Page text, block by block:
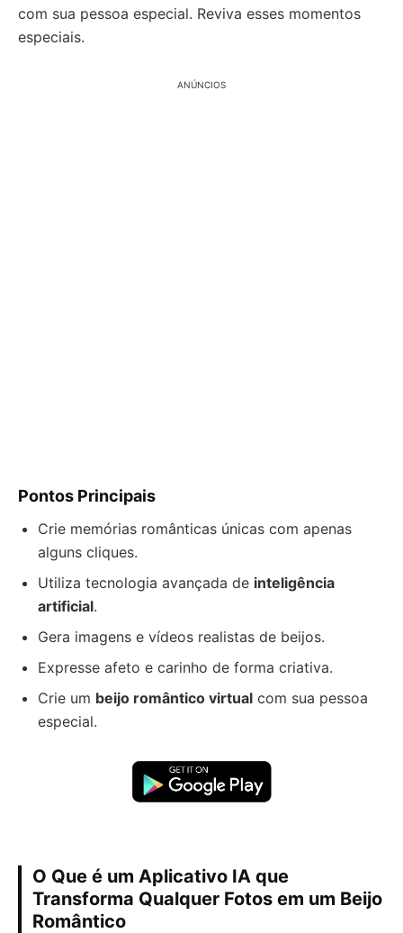
com sua pessoa especial. Reviva esses momentos
especiais.
ANÚNCIOS
Pontos Principais
Crie memórias românticas únicas com apenas
alguns cliques.
Utiliza tecnologia avançada de inteligência
artificial.
Gera imagens e vídeos realistas de beijos.
Expresse afeto e carinho de forma criativa.
Crie um beijo romântico virtual com sua pessoa
especial.
O Que é um Aplicativo IA que
Transforma Qualquer Fotos em um Beijo
Romântico